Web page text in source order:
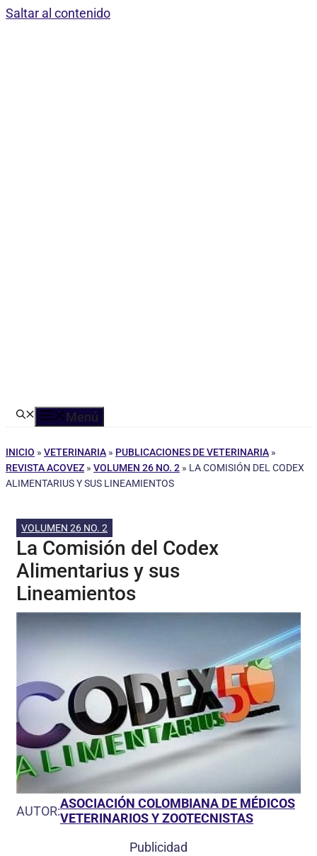
Saltar al contenido
Menú
INICIO » VETERINARIA » PUBLICACIONES DE VETERINARIA »
REVISTA ACOVEZ » VOLUMEN 26 NO. 2 » LA COMISIÓN DEL CODEX
ALIMENTARIUS Y SUS LINEAMIENTOS
VOLUMEN 26 NO. 2
La Comisión del Codex
Alimentarius y sus
Lineamientos
AUTOR:ASOCIACIÓN COLOMBIANA DE MÉDICOS
VETERINARIOS Y ZOOTECNISTAS
Publicidad